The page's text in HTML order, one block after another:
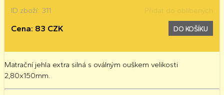
ID zboží: 311 Přidat do oblíbených
Cena: 83 CZK DO KOŠÍKU
Matrační jehla extra silná s oválným ouškem velikosti
2,80x150mm.